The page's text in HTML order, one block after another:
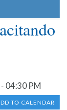
04:30 PM
TO CALENDAR